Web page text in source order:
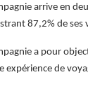
arrive en
87,2% de ses
a pour
expérience de